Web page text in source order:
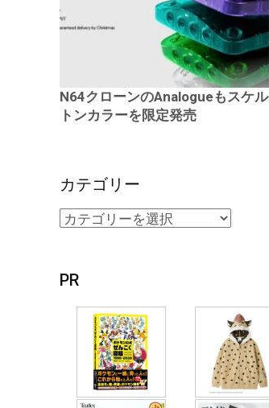
N64クローンのAnalogueもスケル
トンカラーを限定発売
カテゴリー
PR